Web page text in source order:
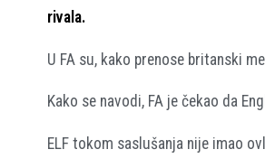
rivala.
U FA su, kako prenose britanski
Kako se navodi, FA je čekao da
ELF tokom saslušanja nije imao